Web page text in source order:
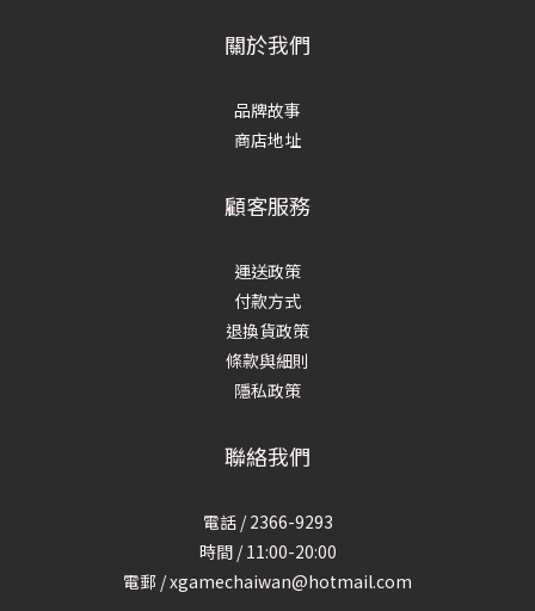
關於我們
品牌故事
商店地址
顧客服務
運送政策
付款方式
退換貨政策
條款與細則
隱私政策
聯絡我們
電話 / 2366-9293
時間 / 11:00-20:00
電郵 / xgamechaiwan@hotmail.com